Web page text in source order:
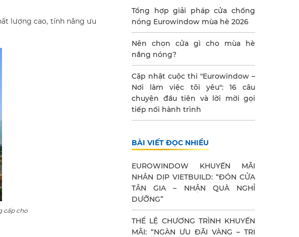
lượng cao, tính năng ưu
cấp cho
Tổng hợp giải pháp cửa chống
nóng Eurowindow mùa hè 2026
Nên chọn cửa gì cho mùa hè
nắng nóng?
Cập nhật cuộc thi "Eurowindow –
Nơi làm việc tôi yêu": 16 câu
chuyện đầu tiên và lời mời gọi
tiếp nối hành trình
BÀI VIẾT ĐỌC NHIỀU
EUROWINDOW KHUYẾN MÃI
NHÂN DỊP VIETBUILD: “ĐÓN CỬA
TÂN GIA – NHẬN QUÀ NGHỈ
DƯỠNG”
THỂ LỆ CHƯƠNG TRÌNH KHUYẾN
MÃI: “NGÀN ƯU ĐÃI VÀNG – TRI